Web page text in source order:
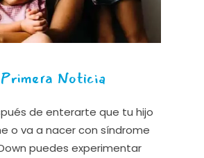
Noticia
de enterarte que tu hijo
o va a nacer con síndrome
puedes experimentar